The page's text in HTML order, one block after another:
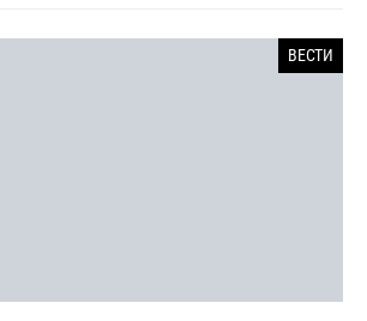
ВЕСТИ